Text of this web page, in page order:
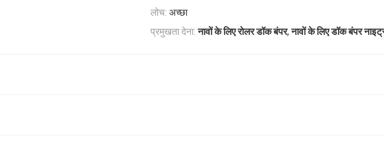
लोच: अच्छा
प्रमुखता देना: नावों के लिए रोलर डॉक बंपर,नावों के लिए डॉक बंपर